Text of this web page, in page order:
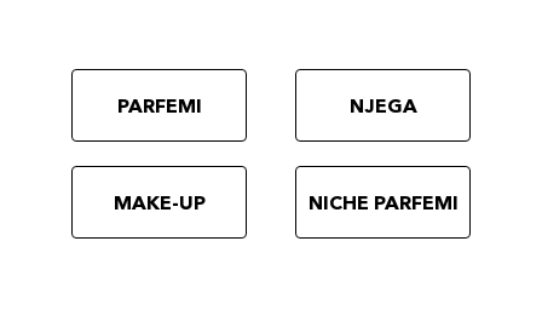
PARFEMI NJEGA
MAKE-UP NICHE PARFEMI